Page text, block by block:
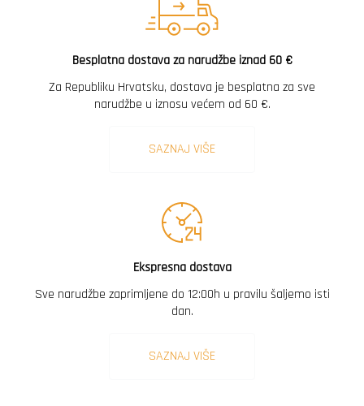
Besplatna dostava za narudžbe iznad 60 €
Za Republiku Hrvatsku, dostava je besplatna za sve
narudžbe u iznosu većem od 60 €.
SAZNAJ VIŠE
Ekspresna dostava
Sve narudžbe zaprimljene do 12:00h u pravilu šaljemo isti
dan.
SAZNAJ VIŠE